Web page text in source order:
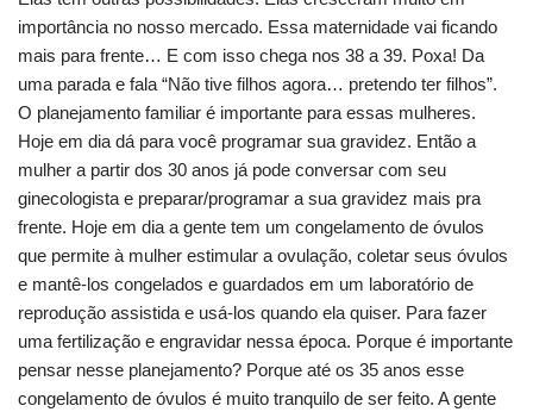
importância no nosso mercado. Essa maternidade vai ficando
mais para frente… E com isso chega nos 38 a 39. Poxa! Da
uma parada e fala “Não tive filhos agora… pretendo ter filhos”.
O planejamento familiar é importante para essas mulheres.
Hoje em dia dá para você programar sua gravidez. Então a
mulher a partir dos 30 anos já pode conversar com seu
ginecologista e preparar/programar a sua gravidez mais pra
frente. Hoje em dia a gente tem um congelamento de óvulos
que permite à mulher estimular a ovulação, coletar seus óvulos
e mantê-los congelados e guardados em um laboratório de
reprodução assistida e usá-los quando ela quiser. Para fazer
uma fertilização e engravidar nessa época. Porque é importante
pensar nesse planejamento? Porque até os 35 anos esse
congelamento de óvulos é muito tranquilo de ser feito. A gente